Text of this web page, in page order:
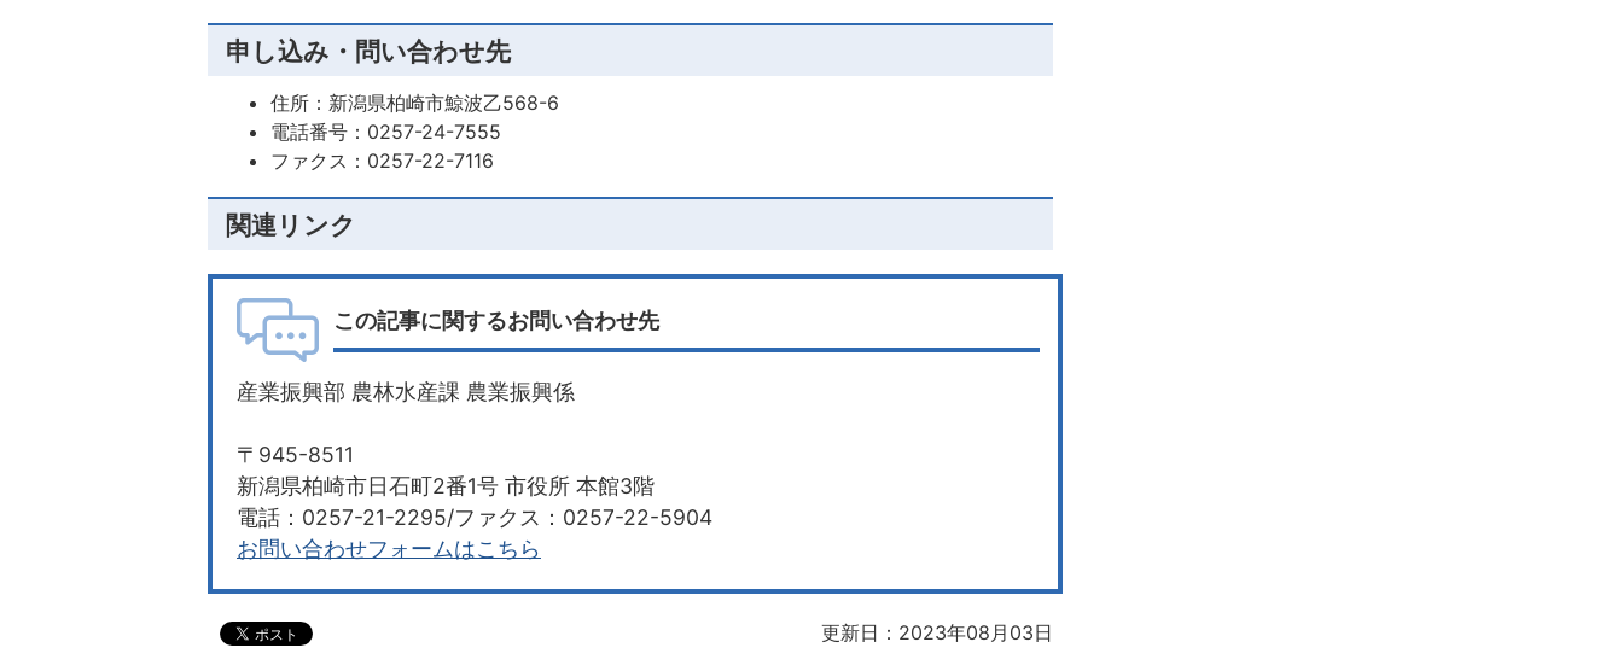
申し込み・問い合わせ先
住所：新潟県柏崎市鯨波乙568-6
電話番号：0257-24-7555
ファクス：0257-22-7116
関連リンク
この記事に関するお問い合わせ先
産業振興部 農林水産課 農業振興係
〒945-8511
新潟県柏崎市日石町2番1号 市役所 本館3階
電話：0257-21-2295/ファクス：0257-22-5904
お問い合わせフォームはこちら
更新日：2023年08月03日